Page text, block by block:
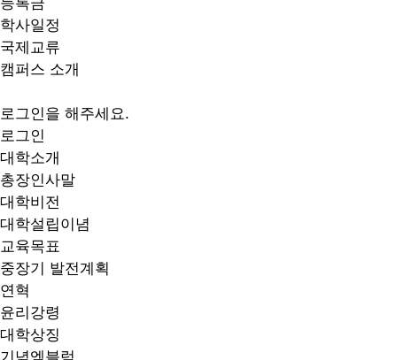
학사일정
국제교류
캠퍼스 소개
로그인을 해주세요.
로그인
대학소개
총장인사말
대학비전
대학설립이념
교육목표
중장기 발전계획
연혁
윤리강령
대학상징